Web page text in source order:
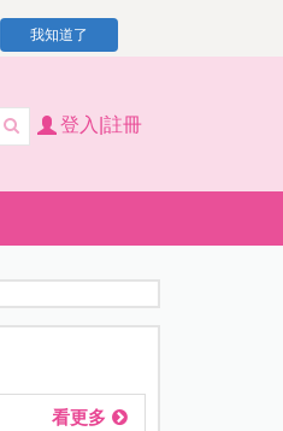
我知道了
登入|註冊
看更多